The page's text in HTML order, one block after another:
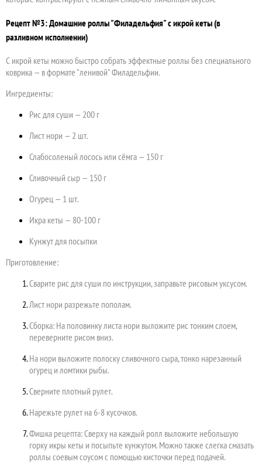
Рецепт №3: Домашние роллы "Филадельфия" с икрой кеты (в
разливном исполнении)
С икрой кеты можно быстро собрать эффектные роллы без специального
коврика — в формате "ленивой" Филадельфии.
Ингредиенты:
Рис для суши — 200 г
Лист нори — 2 шт.
Слабосоленый лосось или сёмга — 150 г
Сливочный сыр — 150 г
Огурец — 1 шт.
Икра кеты — 80-100 г
Кунжут для посыпки
Приготовление:
Сварите рис для суши по инструкции, заправьте рисовым уксусом.
Лист нори разрежьте пополам.
Сборка: На половинку листа нори выложите рис тонким слоем,
переверните рисом вниз.
На нори выложите полоску сливочного сыра, тонко нарезанный
огурец и ломтики рыбы.
Сверните плотный рулет.
Нарежьте рулет на 6-8 кусочков.
Фишка рецепта: Сверху на каждый ролл выложите небольшую
горку икры кеты и посыпьте кунжутом. Можно также слегка смазать
роллы соевым соусом с помощью кисточки перед подачей.